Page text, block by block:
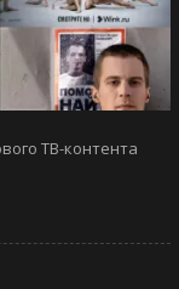
ТВ-контента